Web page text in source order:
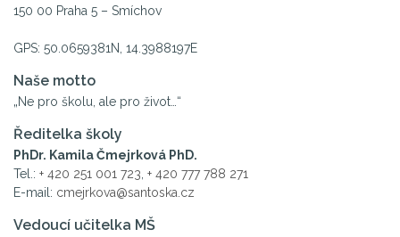
150 00 Praha 5 – Smíchov
GPS: 50.0659381N, 14.3988197E
Naše motto
„Ne pro školu, ale pro život…“
Ředitelka školy
PhDr. Kamila Čmejrková PhD.
Tel.: + 420 251 001 723 + 420 777 788 271
E-mail: cmejrkova@santoska.cz
Vedoucí učitelka MŠ